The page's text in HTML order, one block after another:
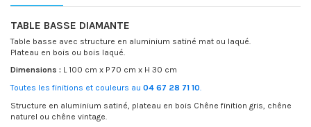
TABLE BASSE DIAMANTE
Table basse avec structure en aluminium satiné mat ou laqué.
Plateau en bois ou bois laqué.
Dimensions : L 100 cm x P 70 cm x H 30 cm
Toutes les finitions et couleurs au 04 67 28 71 10.
Structure en aluminium satiné, plateau en bois Chêne finition gris, chêne
naturel ou chêne vintage.